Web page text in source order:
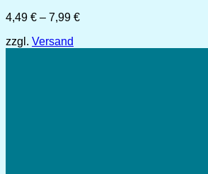
4,49 € – 7,99 €Preisspanne:
zzgl. Versand